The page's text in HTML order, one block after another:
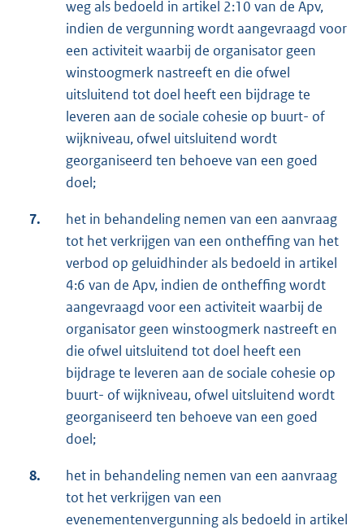
weg als bedoeld in artikel 2:10 van de Apv,
indien de vergunning wordt aangevraagd voor
een activiteit waarbij de organisator geen
winstoogmerk nastreeft en die ofwel
uitsluitend tot doel heeft een bijdrage te
leveren aan de sociale cohesie op buurt- of
wijkniveau, ofwel uitsluitend wordt
georganiseerd ten behoeve van een goed
doel;
7.
het in behandeling nemen van een aanvraag
tot het verkrijgen van een ontheffing van het
verbod op geluidhinder als bedoeld in artikel
4:6 van de Apv, indien de ontheffing wordt
aangevraagd voor een activiteit waarbij de
organisator geen winstoogmerk nastreeft en
die ofwel uitsluitend tot doel heeft een
bijdrage te leveren aan de sociale cohesie op
buurt- of wijkniveau, ofwel uitsluitend wordt
georganiseerd ten behoeve van een goed
doel;
8.
het in behandeling nemen van een aanvraag
tot het verkrijgen van een
evenementenvergunning als bedoeld in artikel